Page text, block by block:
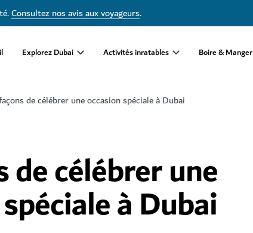
Consultez nos avis aux voyageurs.
Explorez Dubai Activités inratables Boire & Manger
de célébrer une occasion spéciale à Dubai
de célébrer une
à Dubai